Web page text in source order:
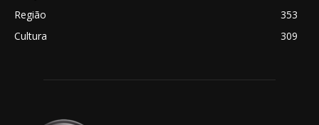
Região
353
Cultura
309